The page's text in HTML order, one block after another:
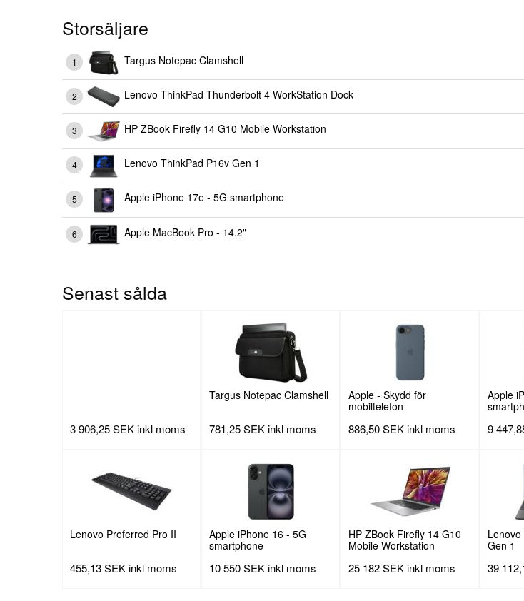
Storsäljare
Targus Notepac Clamshell
Lenovo ThinkPad Thunderbolt 4 WorkStation Dock
HP ZBook Firefly 14 G10 Mobile Workstation
Lenovo ThinkPad P16v Gen 1
Apple iPhone 17e - 5G smartphone
Apple MacBook Pro - 14.2"
Senast sålda
3 906,25 SEKinkl moms
Targus Notepac Clamshell
781,25 SEKinkl moms
Apple - Skydd för
mobiltelefon
886,50 SEKinkl moms
Apple
9
Lenovo Preferred Pro II
455,13 SEKinkl moms
Apple iPhone 16 - 5G
smartphone
10 550 SEKinkl moms
HP ZBook Firefly 14 G10
Mobile Workstation
25 182 SEKinkl moms
Gen 1
39